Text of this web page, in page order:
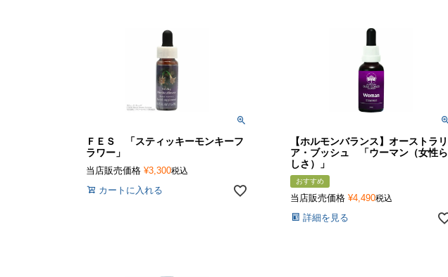
ＦＥＳ 「スティッキーモンキーフ
ラワー」
当店販売価格 ¥3,300税込
カートに入れる
【ホルモンバランス】オーストラリ
ア・ブッシュ 「ウーマン（女性ら
しさ）」
おすすめ
当店販売価格 ¥4,490税込
詳細を見る